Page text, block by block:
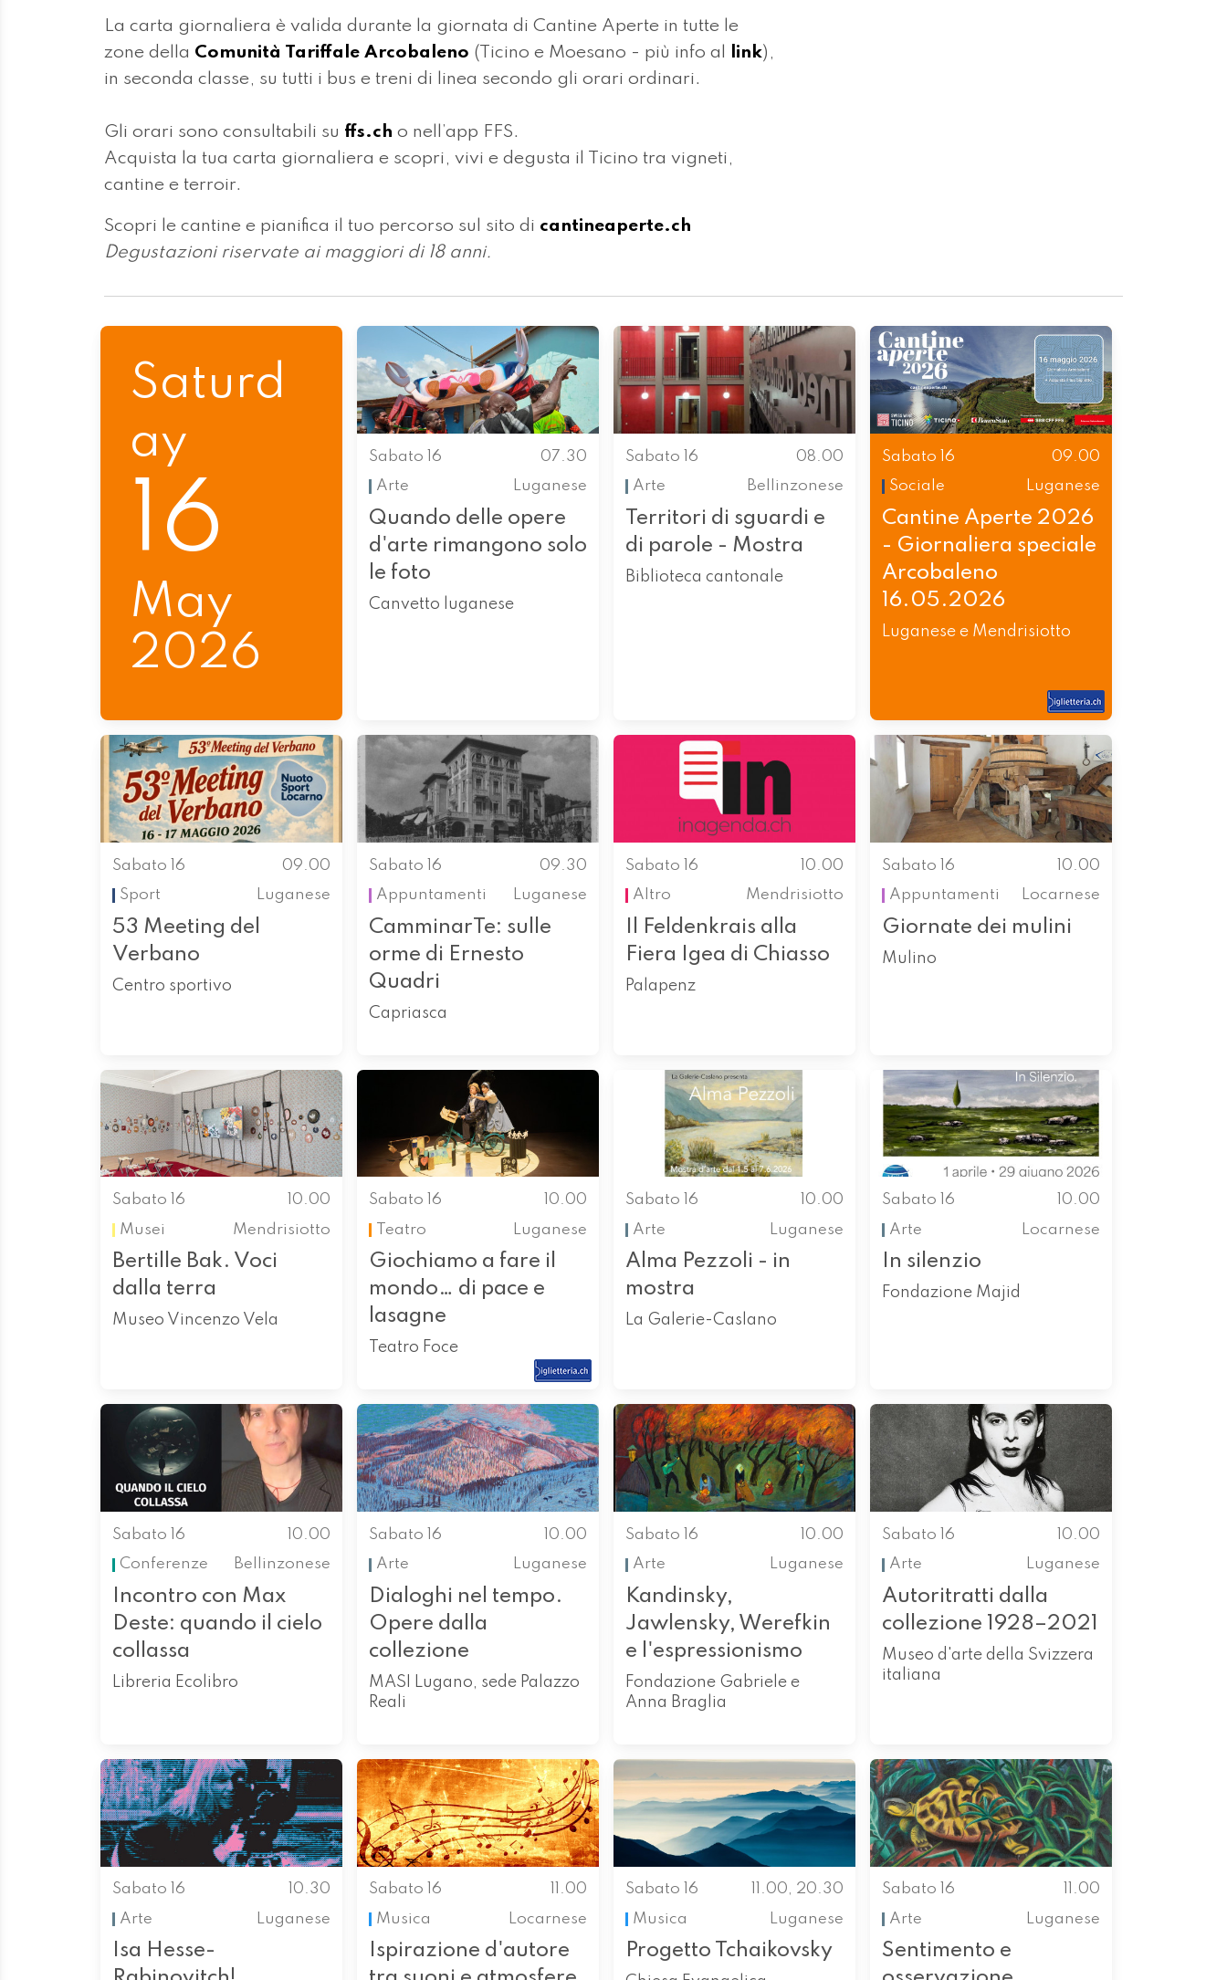
La carta giornaliera è valida durante la giornata di Cantine Aperte in tutte le
zone della Comunità Tariffale Arcobaleno (Ticino e Moesano - più info al link),
in seconda classe, su tutti i bus e treni di linea secondo gli orari ordinari.
Gli orari sono consultabili su ffs.ch o nell’app FFS.
Acquista la tua carta giornaliera e scopri, vivi e degusta il Ticino tra vigneti,
cantine e terroir.
Scopri le cantine e pianifica il tuo percorso sul sito di cantineaperte.ch
Degustazioni riservate ai maggiori di 18 anni.
Saturd
ay
16
May
2026
Sabato 16
07.30
Arte
Luganese
Quando delle opere
d'arte rimangono solo
le foto
Canvetto luganese
Sabato 16
08.00
Arte
Bellinzonese
Territori di sguardi e
di parole - Mostra
Biblioteca cantonale
Sabato 16
09.00
Sociale
Luganese
Cantine Aperte 2026
- Giornaliera speciale
Arcobaleno
16.05.2026
Luganese e Mendrisiotto
Sabato 16
09.00
Sport
Luganese
53 Meeting del
Verbano
Centro sportivo
Sabato 16
09.30
Appuntamenti
Luganese
CamminarTe: sulle
orme di Ernesto
Quadri
Capriasca
Sabato 16
10.00
Altro
Mendrisiotto
Il Feldenkrais alla
Fiera Igea di Chiasso
Palapenz
Sabato 16
10.00
Appuntamenti
Locarnese
Giornate dei mulini
Mulino
Sabato 16
10.00
Musei
Mendrisiotto
Bertille Bak. Voci
dalla terra
Museo Vincenzo Vela
Sabato 16
10.00
Teatro
Luganese
Giochiamo a fare il
mondo… di pace e
lasagne
Teatro Foce
Sabato 16
10.00
Arte
Luganese
Alma Pezzoli - in
mostra
La Galerie-Caslano
Sabato 16
10.00
Arte
Locarnese
In silenzio
Fondazione Majid
Sabato 16
10.00
Conferenze
Bellinzonese
Incontro con Max
Deste: quando il cielo
collassa
Libreria Ecolibro
Sabato 16
10.00
Arte
Luganese
Dialoghi nel tempo.
Opere dalla
collezione
MASI Lugano, sede Palazzo
Reali
Sabato 16
10.00
Arte
Luganese
Kandinsky,
Jawlensky, Werefkin
e l'espressionismo
Fondazione Gabriele e
Anna Braglia
Sabato 16
10.00
Arte
Luganese
Autoritratti dalla
collezione 1928–2021
Museo d'arte della Svizzera
italiana
Sabato 16
10.30
Arte
Luganese
Isa Hesse-
Sabato 16
11.00
Musica
Locarnese
Ispirazione d'autore
Sabato 16
11.00, 20.30
Musica
Luganese
Progetto Tchaikovsky
Sabato 16
11.00
Arte
Luganese
Sentimento e